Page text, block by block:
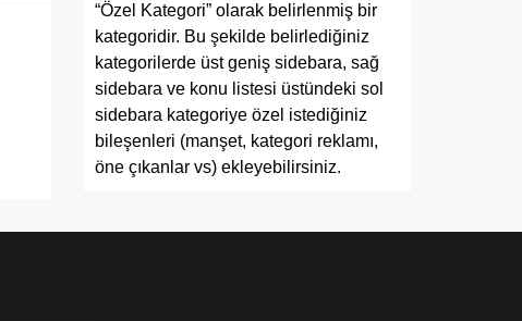
“Özel Kategori” olarak belirlenmiş bir
kategoridir. Bu şekilde belirlediğiniz
kategorilerde üst geniş sidebara, sağ
sidebara ve konu listesi üstündeki sol
sidebara kategoriye özel istediğiniz
bileşenleri (manşet, kategori reklamı,
öne çıkanlar vs) ekleyebilirsiniz.